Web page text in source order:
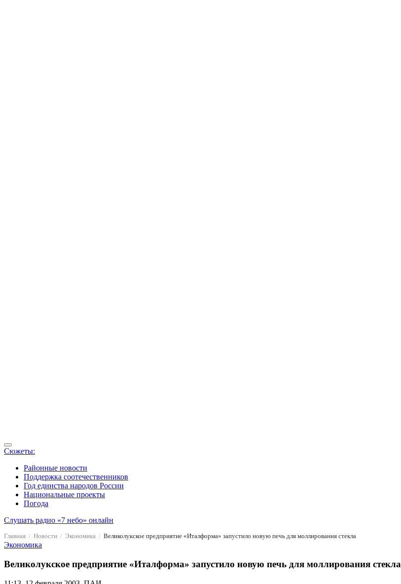
Сюжеты:
Районные новости
Поддержка соотечественников
Год единства народов России
Национальные проекты
Погода
Слушать радио «7 небо» онлайн
Главная Новости Экономика Великолукское предприятие «Италформа» запустило новую печь для моллирования стекла
Экономика
Великолукское предприятие «Италформа» запустило новую печь для моллирования стекла